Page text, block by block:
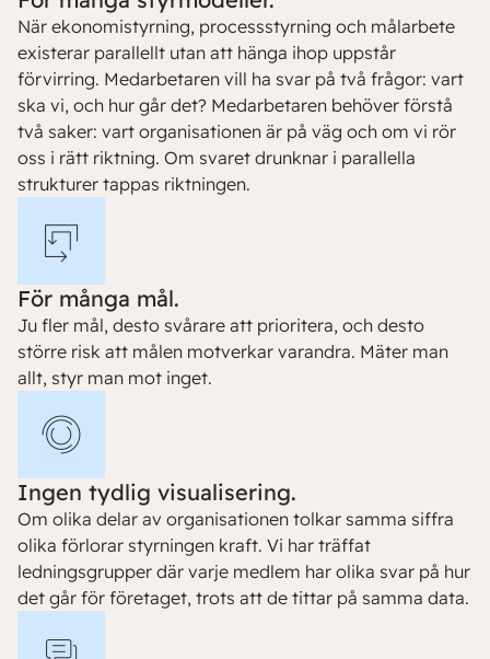
När ekonomistyrning, processstyrning och målarbete
existerar parallellt utan att hänga ihop uppstår
förvirring. Medarbetaren vill ha svar på två frågor: vart
ska vi, och hur går det? Medarbetaren behöver förstå
två saker: vart organisationen är på väg och om vi rör
oss i rätt riktning. Om svaret drunknar i parallella
strukturer tappas riktningen.
För många mål.
Ju fler mål, desto svårare att prioritera, och desto
större risk att målen motverkar varandra. Mäter man
allt, styr man mot inget.
Ingen tydlig visualisering.
Om olika delar av organisationen tolkar samma siffra
olika förlorar styrningen kraft. Vi har träffat
ledningsgrupper där varje medlem har olika svar på hur
det går för företaget, trots att de tittar på samma data.